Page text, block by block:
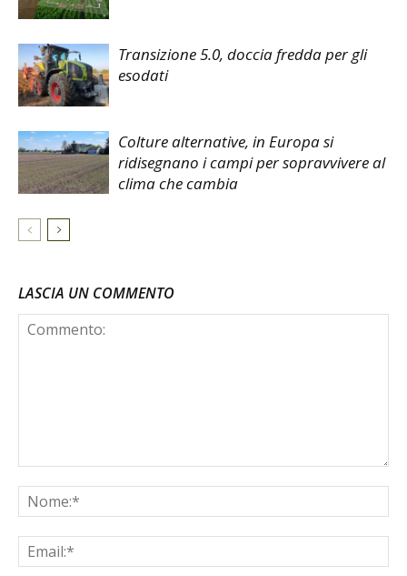
Transizione 5.0, doccia fredda per gli
esodati
Colture alternative, in Europa si
ridisegnano i campi per sopravvivere al
clima che cambia
LASCIA UN COMMENTO